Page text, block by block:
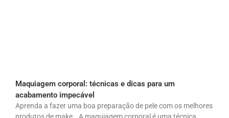
Maquiagem corporal: técnicas e dicas para um
acabamento impecável
Aprenda a fazer uma boa preparação de pele com os melhores
produtos de make A maquiagem corporal é uma técnica